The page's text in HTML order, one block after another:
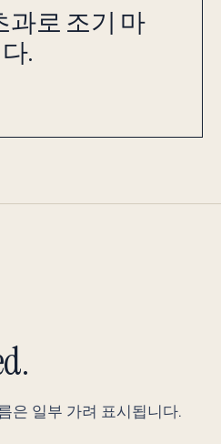
과로 조기 마
.
은 일부 가려 표시됩니다.